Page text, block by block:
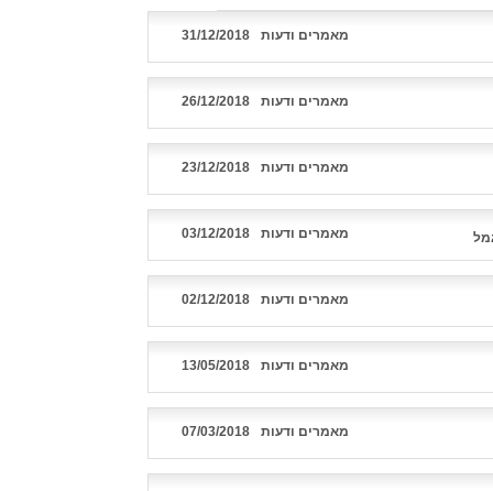
31/12/2018 מאמרים ודעות
26/12/2018 מאמרים ודעות
23/12/2018 מאמרים ודעות
03/12/2018 מאמרים ודעות
02/12/2018 מאמרים ודעות
13/05/2018 מאמרים ודעות
07/03/2018 מאמרים ודעות